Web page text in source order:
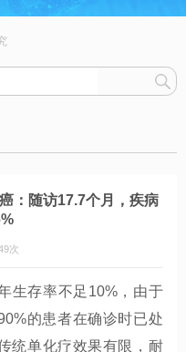
：随访17.7个月，疾病
次
生存率不足10%，由于
的患者在确诊时已处
统单化疗效果有限，耐